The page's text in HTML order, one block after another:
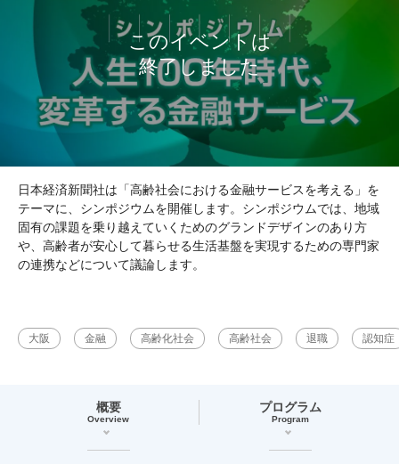
日本経済新聞社は「高齢社会における金融サービスを考える」を
テーマに、シンポジウムを開催します。シンポジウムでは、地域
固有の課題を乗り越えていくためのグランドデザインのあり方
や、高齢者が安心して暮らせる生活基盤を実現するための専門家
の連携などについて議論します。
大阪 金融 高齢化社会 高齢社会 退職 認知症
概要
Overview
プログラム
Program